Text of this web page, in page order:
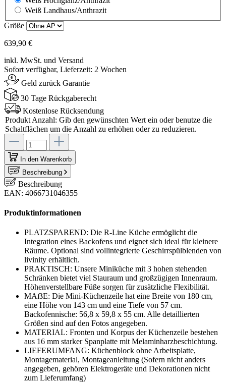
Weiß Landhaus/Anthrazit
Größe
639,90 €
inkl. MwSt. und Versand
Sofort verfügbar, Lieferzeit: 2 Wochen
Geld zurück Garantie
30 Tage Rückgaberecht
Kostenlose Rücksendung
Produkt Anzahl: Gib den gewünschten Wert ein oder benutze die
Schaltflächen um die Anzahl zu erhöhen oder zu reduzieren.
In den Warenkorb
Beschreibung
Beschreibung
EAN: 4066731046355
Produktinformationen
PLATZSPAREND: Die R-Line Küche ermöglicht die
Integration eines Backofens und eignet sich ideal für kleinere
Räume. Optional sind vollintegrierte Geschirrspülblenden von
livinity erhältlich.
PRAKTISCH: Unsere Miniküche mit 3 hohen stehenden
Schränken bietet viel Stauraum und großzügigen Innenraum.
Höhenverstellbare Füße sorgen für zusätzliche Flexibilität.
MAẞE: Die Mini-Küchenzeile hat eine Breite von 180 cm,
eine Höhe von 143 cm und eine Tiefe von 57 cm.
Backofennische: 56,8 x 59,8 x 55 cm. Alle detaillierten
Größen sind auf den Fotos angegeben.
MATERIAL: Fronten und Korpus der Küchenzeile bestehen
aus 16 mm starker Spanplatte mit Melaminharzbeschichtung.
LIEFERUMFANG: Küchenblock ohne Arbeitsplatte,
Montagematerial, Montageanleitung (Sofern nicht anders
angegeben, gehören Elektrogeräte und Dekorationen nicht
zum Lieferumfang)